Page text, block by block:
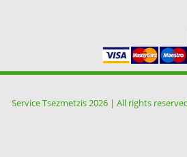
Service Tsezmetzis 2026 | All rights